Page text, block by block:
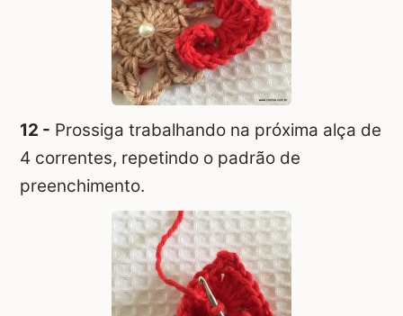
12 - Prossiga trabalhando na próxima alça de
4 correntes, repetindo o padrão de
preenchimento.